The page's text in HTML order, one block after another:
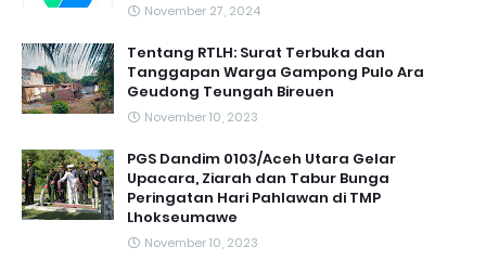
November 27, 2024
Tentang RTLH: Surat Terbuka dan
Tanggapan Warga Gampong Pulo Ara
Geudong Teungah Bireuen
November 10, 2023
PGS Dandim 0103/Aceh Utara Gelar
Upacara, Ziarah dan Tabur Bunga
Peringatan Hari Pahlawan di TMP
Lhokseumawe
November 10, 2023